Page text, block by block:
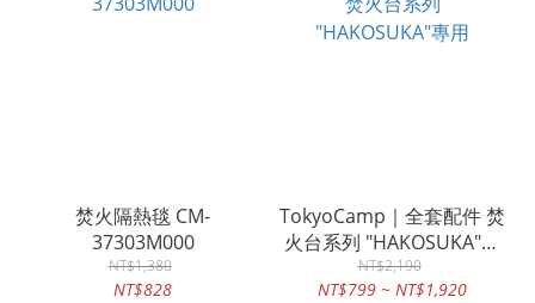
焚火隔熱毯 CM-
37303M000
NT$1,380
NT$828
TokyoCamp｜全套配件 焚
火台系列 "HAKOSUKA"專
用
NT$2,190
NT$799 ~ NT$1,920